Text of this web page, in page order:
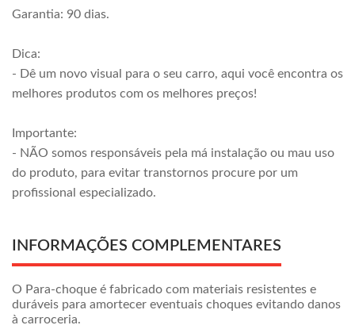
Garantia: 90 dias.
Dica:
- Dê um novo visual para o seu carro, aqui você encontra os
melhores produtos com os melhores preços!
Importante:
- NÃO somos responsáveis pela má instalação ou mau uso
do produto, para evitar transtornos procure por um
profissional especializado.
INFORMAÇÕES COMPLEMENTARES
O Para-choque é fabricado com materiais resistentes e
duráveis para amortecer eventuais choques evitando danos
à carroceria.